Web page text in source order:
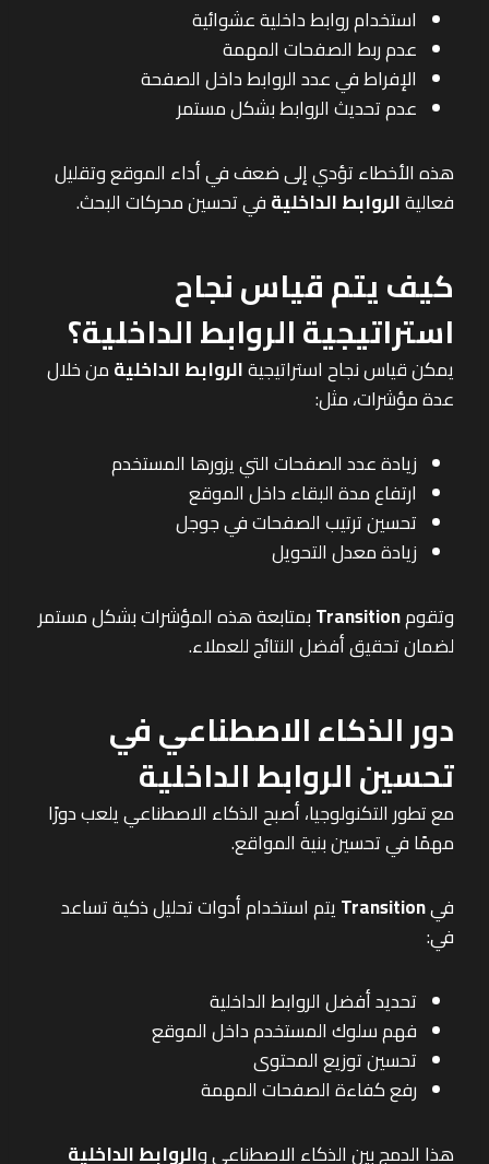
استخدام روابط داخلية عشوائية
عدم ربط الصفحات المهمة
الإفراط في عدد الروابط داخل الصفحة
عدم تحديث الروابط بشكل مستمر
هذه الأخطاء تؤدي إلى ضعف في أداء الموقع وتقليل
فعاليةالروابط الداخليةفي تحسين محركات البحث.
كيف يتم قياس نجاح
استراتيجية الروابط الداخلية؟
يمكن قياس نجاح استراتيجيةالروابط الداخليةمن خلال
عدة مؤشرات، مثل:
زيادة عدد الصفحات التي يزورها المستخدم
ارتفاع مدة البقاء داخل الموقع
تحسين ترتيب الصفحات في جوجل
زيادة معدل التحويل
وتقومTransitionبمتابعة هذه المؤشرات بشكل مستمر
لضمان تحقيق أفضل النتائج للعملاء.
دور الذكاء الاصطناعي في
تحسين الروابط الداخلية
مع تطور التكنولوجيا، أصبح الذكاء الاصطناعي يلعب دورًا
مهمًا في تحسين بنية المواقع.
فيTransitionيتم استخدام أدوات تحليل ذكية تساعد
في:
تحديد أفضل الروابط الداخلية
فهم سلوك المستخدم داخل الموقع
تحسين توزيع المحتوى
رفع كفاءة الصفحات المهمة
هذا الدمج بين الذكاء الاصطناعي والروابط الداخلية